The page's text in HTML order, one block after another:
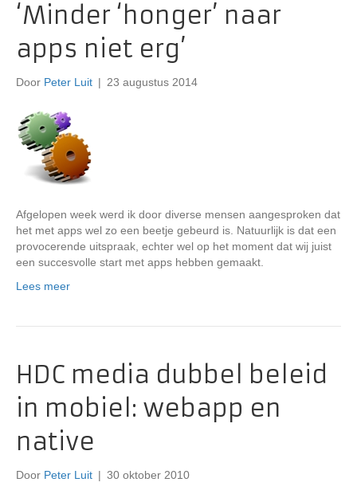
‘Minder ‘honger’ naar
apps niet erg’
Door Peter Luit | 23 augustus 2014
Afgelopen week werd ik door diverse mensen aangesproken dat
het met apps wel zo een beetje gebeurd is. Natuurlijk is dat een
provocerende uitspraak, echter wel op het moment dat wij juist
een succesvolle start met apps hebben gemaakt.
Lees meer
HDC media dubbel beleid
in mobiel: webapp en
native
Door Peter Luit | 30 oktober 2010